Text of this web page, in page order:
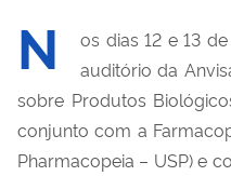
N
os dias 12 e 13
auditório da
sobre Produtos
conjunto com a
Pharmacopeia – USP) e